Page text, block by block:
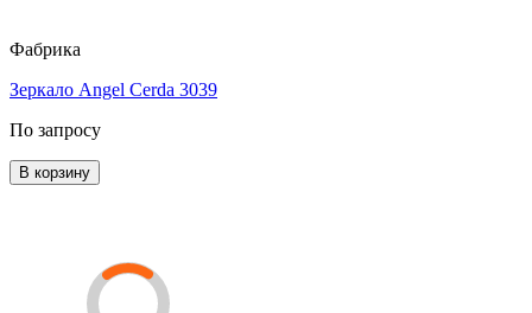
Фабрика
Зеркало Angel Cerda 3039
По запросу
В корзину